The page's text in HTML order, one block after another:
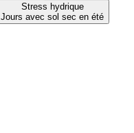
Stress hydrique
Jours avec sol sec en été